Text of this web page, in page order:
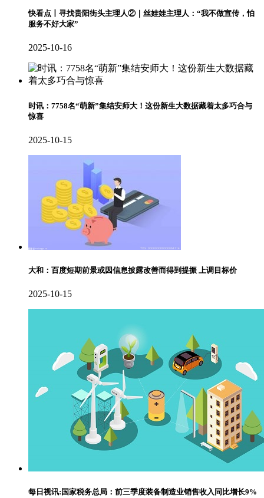
快看点丨寻找贵阳街头主理人②｜丝娃娃主理人：“我不做宣传，怕
服务不好大家”
2025-10-16
时讯：7758名“萌新”集结安师大！这份新生大数据藏着太多巧合与
惊喜
2025-10-15
大和：百度短期前景或因信息披露改善而得到提振 上调目标价
2025-10-15
每日视讯:国家税务总局：前三季度装备制造业销售收入同比增长9%